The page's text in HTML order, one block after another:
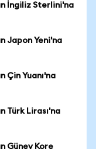
İngiliz Sterlini'na
Japon Yeni'na
Çin Yuanı'na
Türk Lirası'na
Güney Kore